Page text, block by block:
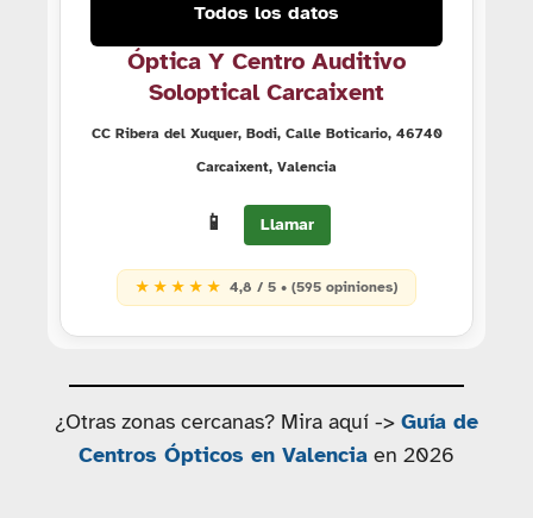
Todos los datos
Óptica Y Centro Auditivo
Soloptical Carcaixent
CC Ribera del Xuquer, Bodi, Calle Boticario, 46740
Carcaixent, Valencia
📱 Llamar
★ ★ ★ ★ ★ 4,8 / 5 • (595 opiniones)
¿Otras zonas cercanas? Mira aquí -> Guía de
Centros Ópticos en Valencia en 2026